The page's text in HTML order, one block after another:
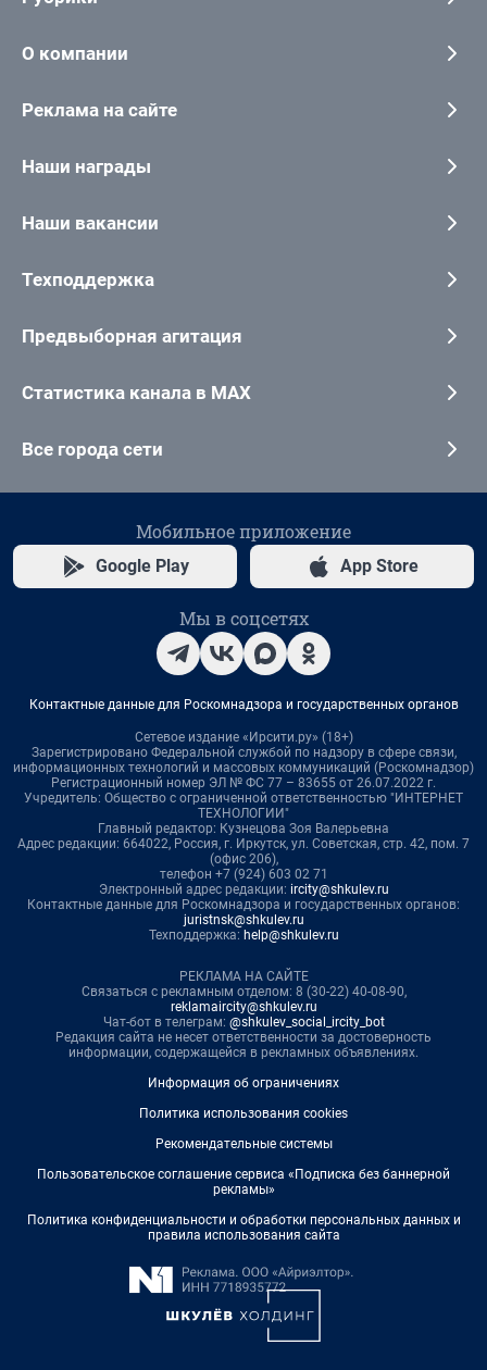
О компании
Реклама на сайте
Наши награды
Наши вакансии
Техподдержка
Предвыборная агитация
Статистика канала в MAX
Все города сети
Мобильное приложение
Google Play App Store
Мы в соцсетях
Контактные данные для Роскомнадзора и государственных органов
Сетевое издание «Ирсити.ру» (18+)
Зарегистрировано Федеральной службой по надзору в сфере связи,
информационных технологий и массовых коммуникаций (Роскомнадзор)
Регистрационный номер ЭЛ № ФС 77 – 83655 от 26.07.2022 г.
Учредитель: Общество с ограниченной ответственностью "ИНТЕРНЕТ
ТЕХНОЛОГИИ"
Главный редактор: Кузнецова Зоя Валерьевна
Адрес редакции: 664022, Россия, г. Иркутск, ул. Советская, стр. 42, пом. 7
(офис 206),
телефон +7 (924) 603 02 71
Электронный адрес редакции: ircity@shkulev.ru
Контактные данные для Роскомнадзора и государственных органов:
juristnsk@shkulev.ru
Техподдержка: help@shkulev.ru
РЕКЛАМА НА САЙТЕ
Связаться с рекламным отделом: 8 (30-22) 40-08-90,
reklamaircity@shkulev.ru
Чат-бот в телеграм: @shkulev_social_ircity_bot
Редакция сайта не несет ответственности за достоверность
информации, содержащейся в рекламных объявлениях.
Информация об ограничениях
Политика использования cookies
Рекомендательные системы
Пользовательское соглашение сервиса «Подписка без баннерной
рекламы»
Политика конфиденциальности и обработки персональных данных и
правила использования сайта